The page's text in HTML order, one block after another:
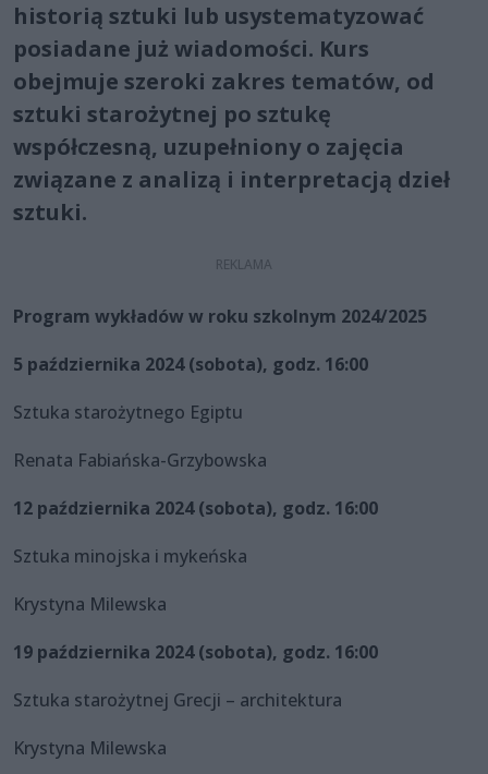
historią sztuki lub usystematyzować
posiadane już wiadomości. Kurs
obejmuje szeroki zakres tematów, od
sztuki starożytnej po sztukę
współczesną, uzupełniony o zajęcia
związane z analizą i interpretacją dzieł
sztuki.
Program wykładów w roku szkolnym 2024/2025
5 października 2024 (sobota), godz. 16:00
Sztuka starożytnego Egiptu
Renata Fabiańska-Grzybowska
12 października 2024 (sobota), godz. 16:00
Sztuka minojska i mykeńska
Krystyna Milewska
19 października 2024 (sobota), godz. 16:00
Sztuka starożytnej Grecji – architektura
Krystyna Milewska